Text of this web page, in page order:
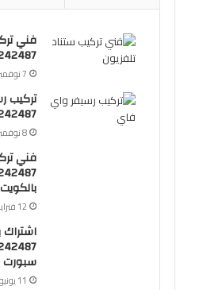
فني
/
7 نوفمبر، 2021
تركيب
/
8 نوفمبر، 2021
فني
بالكويت
12 فبراير، 2022
سبورت
11 يونيو، 2022